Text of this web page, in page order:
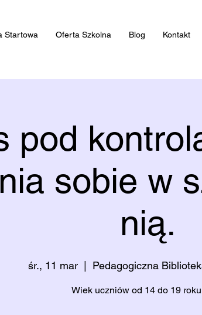
Startowa Oferta Szkolna Blog Kontakt
pod
sobie w
nią.
śr., 11 mar
  |
Pedagogiczna
Wiek uczniów od 14 do 19